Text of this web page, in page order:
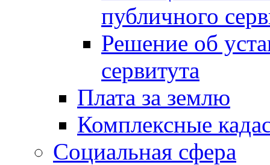
публичного
Решение об
сервитута
Плата за землю
Комплексные
Социальная сфера